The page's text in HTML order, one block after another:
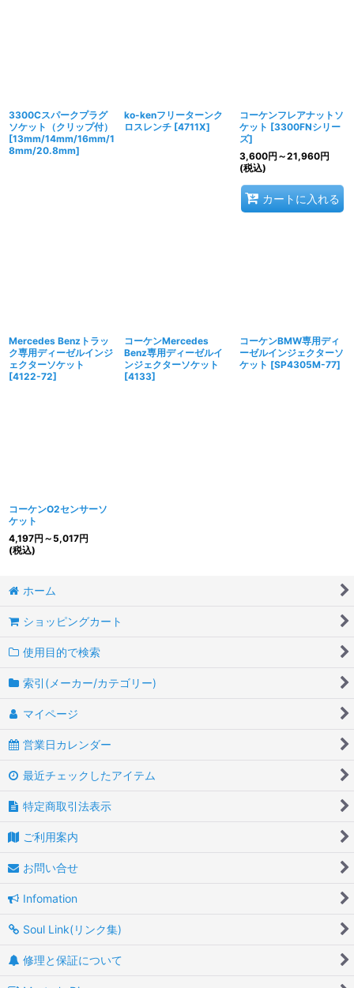
3300Cスパークプラグ
ソケット（クリップ付）
[13mm/14mm/16mm/1
8mm/20.8mm]
ko-kenフリーターンク
ロスレンチ [4711X]
コーケンフレアナットソ
ケット [3300FNシリー
ズ]
3,600円 ～21,960円
(税込)
カートに入れる
Mercedes Benzトラッ
ク専用ディーゼルインジ
ェクターソケット
[4122-72]
コーケンMercedes
Benz専用ディーゼルイ
ンジェクターソケット
[4133]
コーケンBMW専用ディ
ーゼルインジェクターソ
ケット [SP4305M-77]
コーケンO2センサーソ
ケット
4,197円 ～5,017円
(税込)
ホーム
ショッピングカート
使用目的で検索
索引(メーカー/カテゴリー)
マイページ
営業日カレンダー
最近チェックしたアイテム
特定商取引法表示
ご利用案内
お問い合せ
Infomation
Soul Link(リンク集)
修理と保証について